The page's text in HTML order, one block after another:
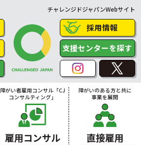
チャレンジドジャパンWebサイト
採用情報
支援センターを探す
障がい者雇用コンサル「CJ
コンサルティング」
雇用コンサル
障がいのある方と共に
事業を展開
直接雇用